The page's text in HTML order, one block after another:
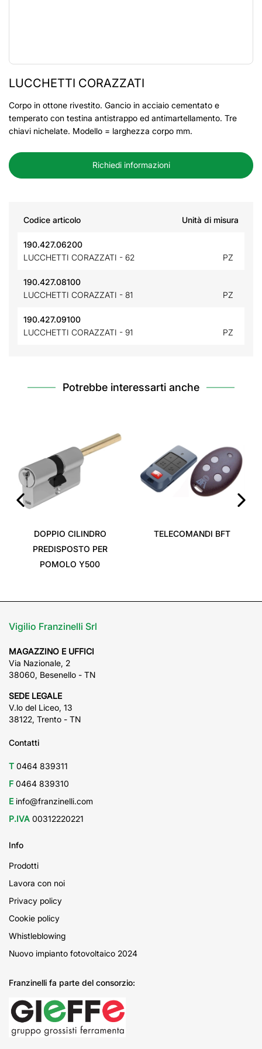
LUCCHETTI CORAZZATI
Corpo in ottone rivestito. Gancio in acciaio cementato e
temperato con testina antistrappo ed antimartellamento. Tre
chiavi nichelate. Modello = larghezza corpo mm.
Richiedi informazioni
Codice articolo Unità di misura
190.427.06200
LUCCHETTI CORAZZATI - 62
PZ
190.427.08100
LUCCHETTI CORAZZATI - 81
PZ
190.427.09100
LUCCHETTI CORAZZATI - 91
PZ
Potrebbe interessarti anche
DOPPIO CILINDRO
PREDISPOSTO PER
POMOLO Y500
TELECOMANDI BFT
Vigilio Franzinelli Srl
MAGAZZINO E UFFICI
Via Nazionale, 2
38060, Besenello - TN
SEDE LEGALE
V.lo del Liceo, 13
38122, Trento - TN
Contatti
T 0464 839311
F 0464 839310
E info@franzinelli.com
P.IVA 00312220221
Info
Prodotti
Lavora con noi
Privacy policy
Cookie policy
Whistleblowing
Nuovo impianto fotovoltaico 2024
Franzinelli fa parte del consorzio: